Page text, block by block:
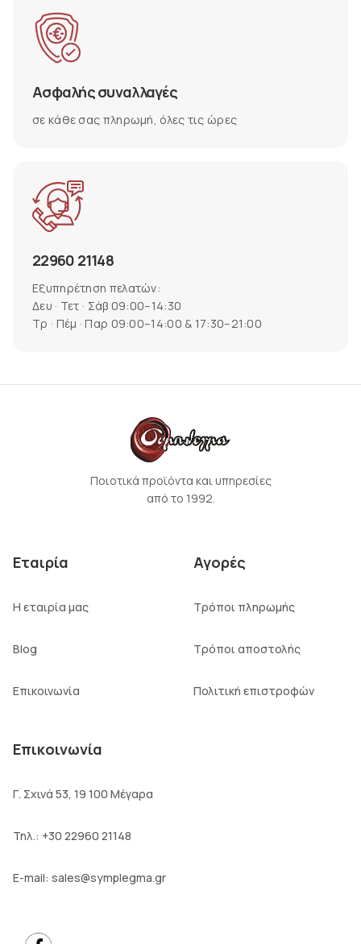
Ασφαλής συναλλαγές
σε κάθε σας πληρωμή, όλες τις ώρες
22960 21148
Εξυπηρέτηση πελατών:
Δευ · Τετ · Σάβ 09:00–14:30
Τρ · Πέμ · Παρ 09:00–14:00 & 17:30–21:00
Ποιοτικά προϊόντα και υπηρεσίες
από το 1992.
Εταιρία
Η εταιρία μας
Blog
Επικοινωνία
Αγορές
Τρόποι πληρωμής
Τρόποι αποστολής
Πολιτική επιστροφών
Επικοινωνία
Γ. Σχινά 53, 19 100 Μέγαρα
Τηλ.: +30 22960 21148
E-mail: sales@symplegma.gr